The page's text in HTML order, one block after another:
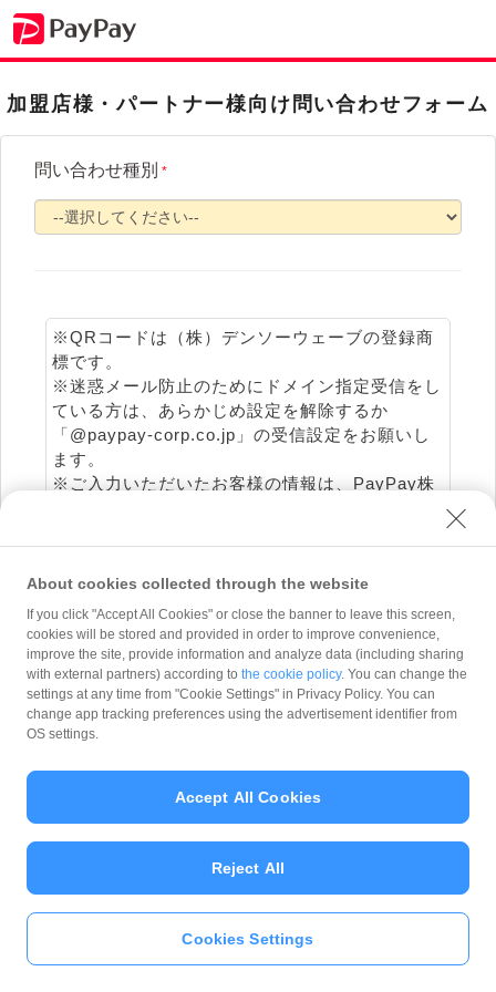
加盟店様・パートナー様向け問い合わせフォーム
問い合わせ種別 *
※QRコードは（株）デンソーウェーブの登録商
標です。
※迷惑メール防止のためにドメイン指定受信をし
ている方は、あらかじめ設定を解除するか
「@paypay-corp.co.jp」の受信設定をお願いし
ます。
※ご入力いただいたお客様の情報は、PayPay株
情報を利用することはありません。
Copyright (C) 2026 PayPay Corporation. All Rights Reserved.
About cookies collected through the website
If you click "Accept All Cookies" or close the banner to leave this screen,
cookies will be stored and provided in order to improve convenience,
improve the site, provide information and analyze data (including sharing
with external partners) according to the cookie policy. You can change the
settings at any time from "Cookie Settings" in Privacy Policy. You can
change app tracking preferences using the advertisement identifier from
OS settings.
Cookies Settings
Reject All
Accept All Cookies